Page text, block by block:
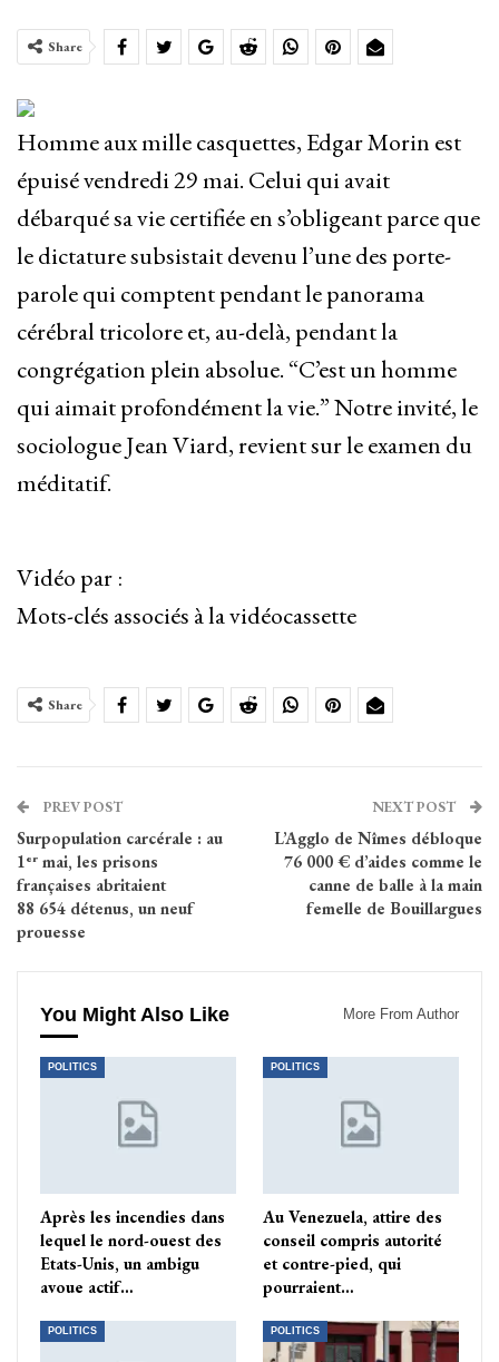
Share
Homme aux mille casquettes, Edgar Morin est
épuisé vendredi 29 mai. Celui qui avait
débarqué sa vie certifiée en s’obligeant parce que
le dictature subsistait devenu l’une des porte-
parole qui comptent pendant le panorama
cérébral tricolore et, au-delà, pendant la
congrégation plein absolue. “C’est un homme
qui aimait profondément la vie.” Notre invité, le
sociologue Jean Viard, revient sur le examen du
méditatif.
Vidéo par :
Mots-clés associés à la vidéocassette
Share
PREV POST
Surpopulation carcérale : au
1ᵉʳ mai, les prisons
françaises abritaient
88 654 détenus, un neuf
prouesse
NEXT POST
L’Agglo de Nîmes débloque
76 000 € d’aides comme le
canne de balle à la main
femelle de Bouillargues
You Might Also Like More From Author
POLITICS
Après les incendies dans
lequel le nord-ouest des
Etats-Unis, un ambigu
avoue actif…
POLITICS
Au Venezuela, attire des
conseil compris autorité
et contre-pied, qui
pourraient…
POLITICS POLITICS